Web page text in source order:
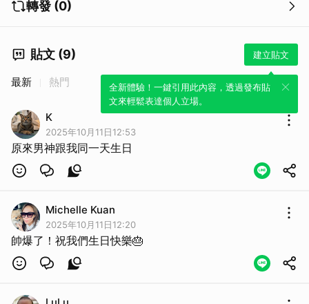
轉發 (0)
貼文 (9) 建立貼文
全新體驗！一鍵引用此內容，透過發布貼
文來輕鬆表達個人立場。
最新 熱門
K
2025年10月11日12:53
原來男神跟我同一天生日
Michelle Kuan
2025年10月11日12:20
帥爆了！祝我們生日快樂🎂